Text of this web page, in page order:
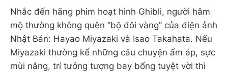
Nhắc đến hãng phim hoạt hình Ghibli, người hâm
mộ thường không quên “bộ đôi vàng” của điện ảnh
Nhật Bản: Hayao Miyazaki và Isao Takahata. Nếu
Miyazaki thường kể những câu chuyện ấm áp, sực
mùi nắng, trí tưởng tượng bay bổng tuyệt vời thì